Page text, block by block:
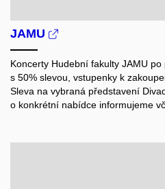
JAMU
Koncerty Hudební fakulty JAMU
s 50% slevou, vstupenky k
Sleva na vybraná představení
o konkrétní nabídce informujeme